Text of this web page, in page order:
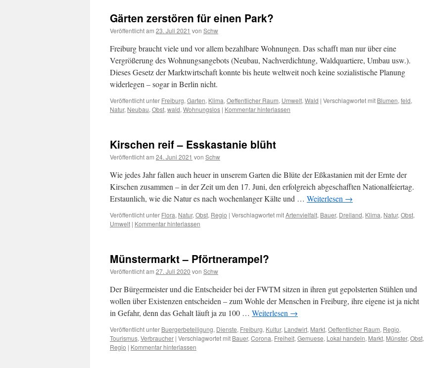
Gärten zerstören für einen Park?
Veröffentlicht am 23. Juli 2021 von Schw
Freiburg braucht viele und vor allem bezahlbare Wohnungen. Das schafft man nur über eine
Vergrößerung des Wohnungsangebots (Neubau, Nachverdichtung, Waldquartiere, Umbau usw.).
Dieses Gesetz der Marktwirtschaft konnte bis heute weltweit noch keine sozialistische Planung
widerlegen – sogar in Berlin nicht.
Veröffentlicht unter Freiburg, Garten, Klima, Oeffentlicher Raum, Umwelt, Wald | Verschlagwortet mit Blumen, feld,
Natur, Neubau, Obst, wald, Wohnungslos | Kommentar hinterlassen
Kirschen reif – Esskastanie blüht
Veröffentlicht am 24. Juni 2021 von Schw
Wie jedes Jahr fallen auch heuer in unserem Garten die Blüte der Eßkastanien mit der Ernte der
Kirschen zusammen – in der Zeit um den 17. Juni, den erfolgreich abgeschafften Nationalfeiertag.
Erstaunlich, wie die Natur es nach wochenlanger Kälte und … Weiterlesen →
Veröffentlicht unter Flora, Natur, Obst, Regio | Verschlagwortet mitArtenvielfalt, Bauer, Dreiland, Klima, Natur, Obst,
Umwelt | Kommentar hinterlassen
Münstermarkt – Pförtnerampel?
Veröffentlicht am 27. Juli 2020 von Schw
Der Bürgermeister und die Entscheider bei der FWTM sitzen in ihren gut gepolsterten Stühlen und
wollen über Existenzen entscheiden – zum Wohle der Menschen in Freiburg, ihre eigene ist ja nicht
in Gefahr, denn das Gehalt läuft ja zu 100 … Weiterlesen →
Veröffentlicht unter Buergerbeteiligung, Dienste, Freiburg, Kultur, Landwirt, Markt, Oeffentlicher Raum, Regio,
Tourismus, Verbraucher | Verschlagwortet mit Bauer, Corona, Freiheit, Gemuese, Lokal handeln, Markt, Münster, Obst,
Regio | Kommentar hinterlassen